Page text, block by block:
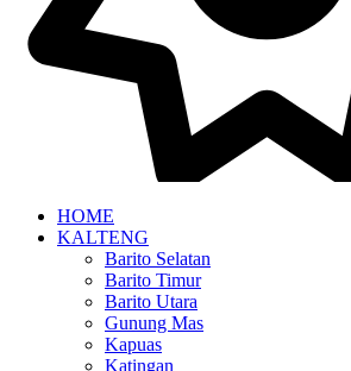
HOME
KALTENG
Barito Selatan
Barito Timur
Barito Utara
Gunung Mas
Kapuas
Katingan